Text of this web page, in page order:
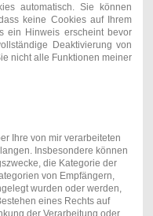
automatisch. Sie können
keine Cookies auf Ihrem
ein Hinweis erscheint bevor
Deaktivierung von
nicht alle Funktionen meiner
Ihre von mir verarbeiteten
Insbesondere können
die Kategorie der
von Empfängern,
wurden oder werden,
eines Rechts auf
der Verarbeitung oder